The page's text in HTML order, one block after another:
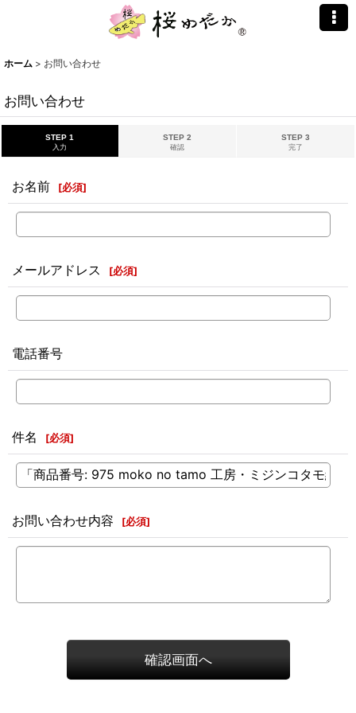
ホーム > お問い合わせ
お問い合わせ
STEP 1
入力
STEP 2
確認
STEP 3
完了
お名前 [必須]
メールアドレス [必須]
電話番号
件名 [必須]
お問い合わせ内容 [必須]
確認画面へ